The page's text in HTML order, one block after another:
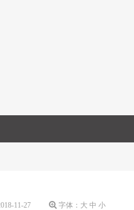
11-27 字体： 大 中 小